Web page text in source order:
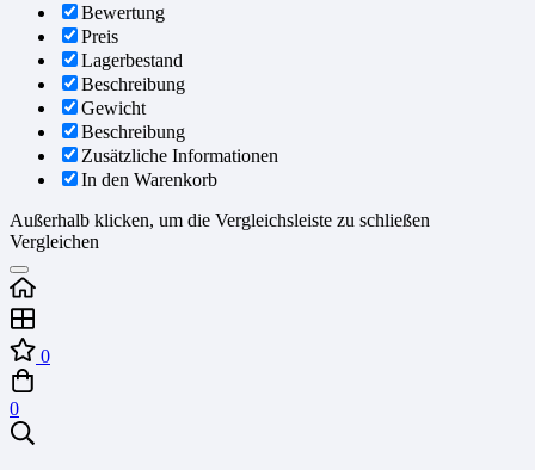
Bewertung
Preis
Lagerbestand
Beschreibung
Gewicht
Beschreibung
Zusätzliche Informationen
In den Warenkorb
Außerhalb klicken, um die Vergleichsleiste zu schließen
Vergleichen
0
0